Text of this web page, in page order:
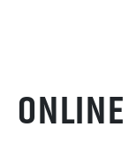
ONLINE